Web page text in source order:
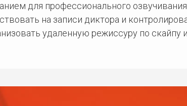
для профессионального озвучивания
на записи диктора и
удаленную режиссуру по скайпу